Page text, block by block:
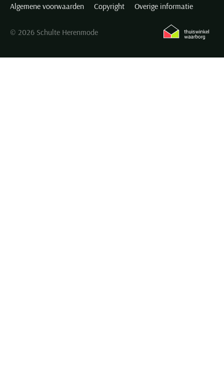
Algemene voorwaarden Copyright Overige informatie
© 2026 Schulte Herenmode